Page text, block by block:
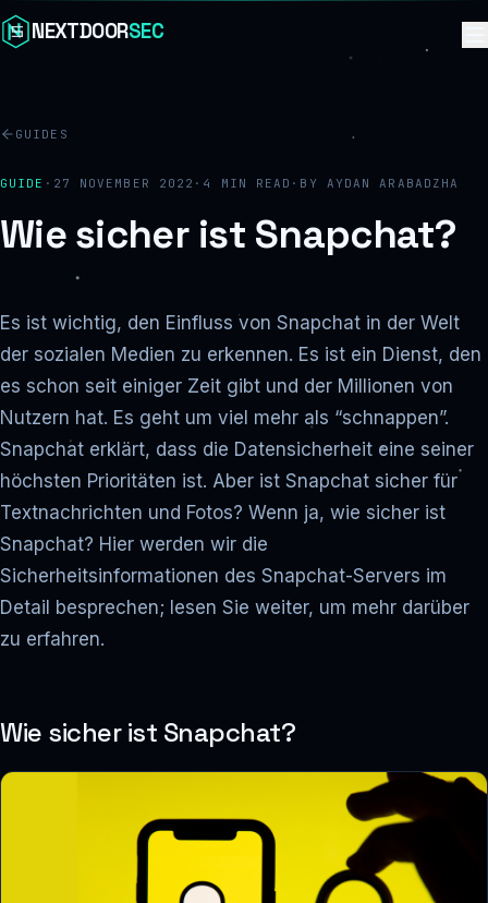
Skip to content
NEXTDOORSEC
GUIDES
GUIDE · 27 NOVEMBER 2022 · 4 MIN READ · BY AYDAN ARABADZHA
Wie sicher ist Snapchat?
Es ist wichtig, den Einfluss von Snapchat in der Welt
der sozialen Medien zu erkennen. Es ist ein Dienst, den
es schon seit einiger Zeit gibt und der Millionen von
Nutzern hat. Es geht um viel mehr als “schnappen”.
Snapchat erklärt, dass die Datensicherheit eine seiner
höchsten Prioritäten ist. Aber ist Snapchat sicher für
Textnachrichten und Fotos? Wenn ja, wie sicher ist
Snapchat? Hier werden wir die
Sicherheitsinformationen des Snapchat-Servers im
Detail besprechen; lesen Sie weiter, um mehr darüber
zu erfahren.
Wie sicher ist Snapchat?